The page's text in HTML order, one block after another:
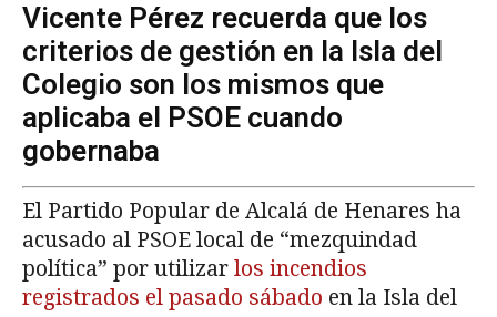
Vicente Pérez recuerda que los
criterios de gestión en la Isla del
Colegio son los mismos que
aplicaba el PSOE cuando
gobernaba
El Partido Popular de Alcalá de Henares ha
acusado al PSOE local de “mezquindad
política” por utilizar los incendios
registrados el pasado sábado en la Isla del